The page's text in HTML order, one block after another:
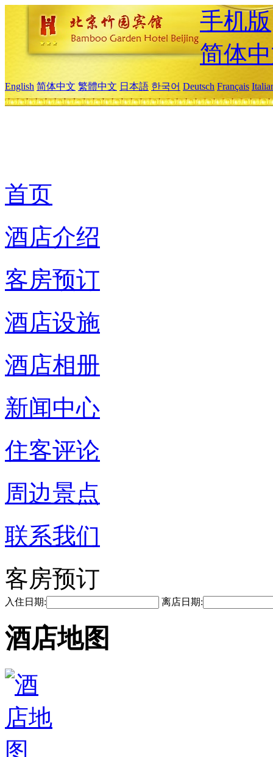
手机版
简体
English 简体中文 繁體中文 日本語 한국어 Deutsch Français
首页
酒店介绍
客房预订
酒店设施
酒店相册
新闻中心
住客评论
周边景点
联系我们
客房预订
入住日期: 离店日期:
酒店地图